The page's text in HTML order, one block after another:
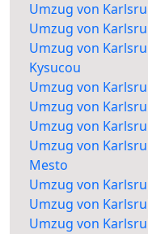
Umzug von
Umzug von
Umzug von
Kysucou
Umzug von
Umzug von
Umzug von
Umzug von
Mesto
Umzug von
Umzug von
Umzug von